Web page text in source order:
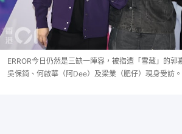
ERROR今日仍然是三缺一陣容，被指遭「雪藏」的
吳保錡、何啟華（阿Dee）及梁業（肥仔）現身受訪。